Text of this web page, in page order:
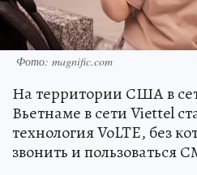
Фото: magnific.com
На территории США в
Вьетнаме в сети Viettel
технология VoLTE, без
звонить и пользоваться